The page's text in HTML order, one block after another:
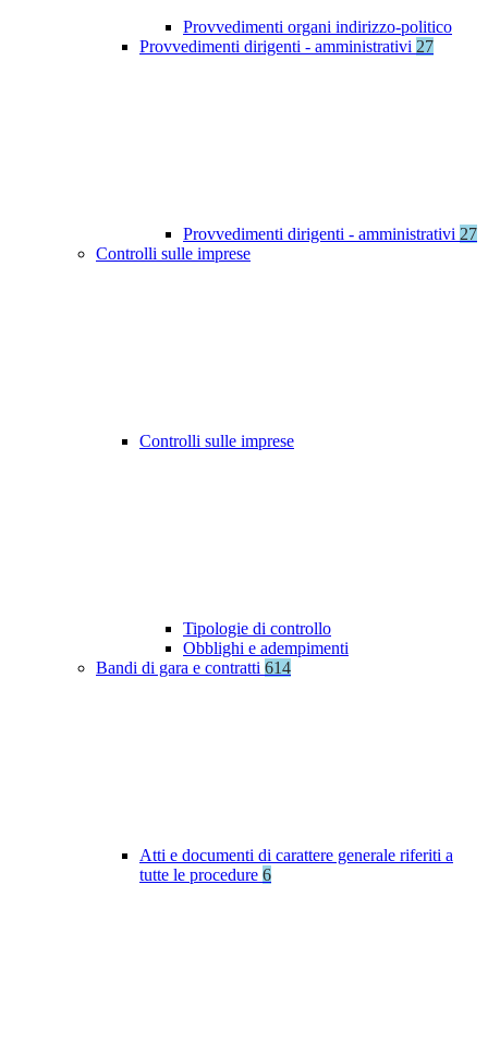
Provvedimenti organi indirizzo-politico
Provvedimenti dirigenti - amministrativi 27
Provvedimenti dirigenti - amministrativi 27
Controlli sulle imprese
Controlli sulle imprese
Tipologie di controllo
Obblighi e adempimenti
Bandi di gara e contratti 614
Atti e documenti di carattere generale riferiti a
tutte le procedure 6